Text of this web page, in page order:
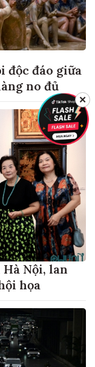
độc đáo giữa
no đủ
Hà Nội, lan
họa
✕